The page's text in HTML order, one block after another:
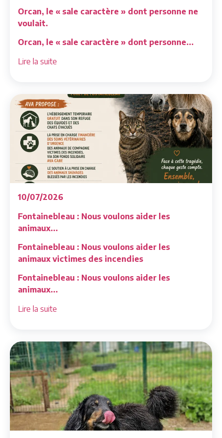
Orcan, le « sale caractère » dont personne ne
voulait.
Orcan, le « sale caractère » dont personne...
Lire la suite
10/07/2026
Fontainebleau : Nous voulons aider les
animaux...
Fontainebleau : Nous voulons aider les
animaux victimes des incendies
Fontainebleau : Nous voulons aider les
animaux...
Lire la suite